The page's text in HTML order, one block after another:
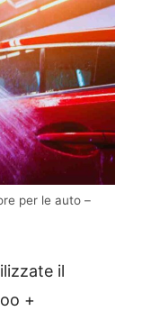
per le auto –
il
+